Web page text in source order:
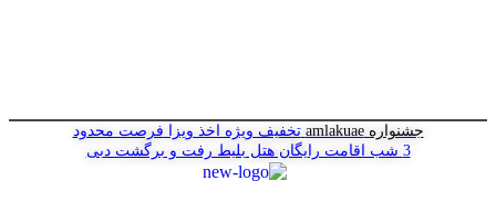
جشنواره amlakuae تخفیف ویژه اخذ ویزا فرصت محدود
3 شب اقامت رایگان هتل
بلیط رفت و برگشت دبی